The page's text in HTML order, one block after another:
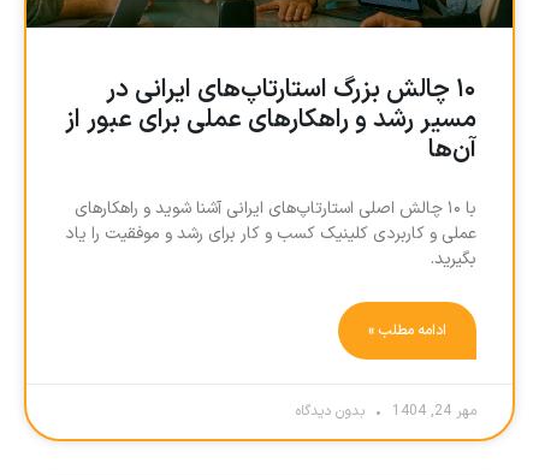
۱۰ چالش بزرگ استارتاپ‌های ایرانی در
مسیر رشد و راهکارهای عملی برای عبور از
آن‌ها
با ۱۰ چالش اصلی استارتاپ‌های ایرانی آشنا شوید و راهکارهای
عملی و کاربردی کلینیک کسب و کار برای رشد و موفقیت را یاد
بگیرید.
ادامه مطلب »
مهر 24, 1404 بدون دیدگاه